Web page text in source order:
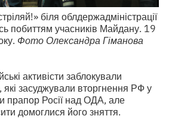
біля облдержадміністрації
побиттям учасників Майдану. 19
Фото Олександра Гіманова
активісти заблокували
які засуджували вторгнення РФ у
прапор Росії над ОДА, але
домоглися його зняття.